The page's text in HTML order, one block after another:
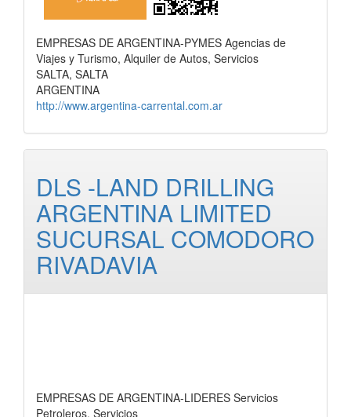
EMPRESAS DE ARGENTINA-PYMES Agencias de
Viajes y Turismo, Alquiler de Autos, Servicios
SALTA, SALTA
ARGENTINA
http://www.argentina-carrental.com.ar
DLS -LAND DRILLING
ARGENTINA LIMITED
SUCURSAL COMODORO
RIVADAVIA
EMPRESAS DE ARGENTINA-LIDERES Servicios
Petroleros, Servicios